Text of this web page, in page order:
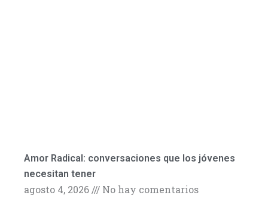
Amor Radical: conversaciones que los jóvenes
necesitan tener
agosto 4, 2026 No hay comentarios